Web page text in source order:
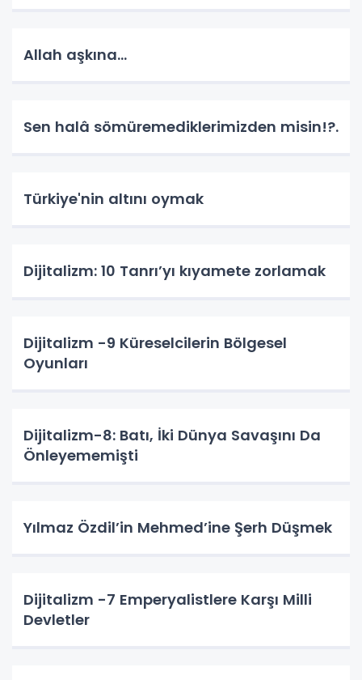
Allah aşkına...
Sen halâ sömüremediklerimizden misin!?.
Türkiye'nin altını oymak
Dijitalizm: 10 Tanrı’yı kıyamete zorlamak
Dijitalizm -9 Küreselcilerin Bölgesel
Oyunları
Dijitalizm-8: Batı, İki Dünya Savaşını Da
Önleyememişti
Yılmaz Özdil’in Mehmed’ine Şerh Düşmek
Dijitalizm -7 Emperyalistlere Karşı Milli
Devletler